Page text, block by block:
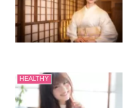
HEALTHY